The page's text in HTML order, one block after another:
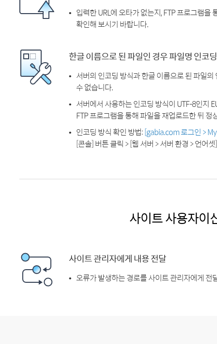
입력한 URL에 오타가 없는지, FTP 프로그램
확인해 보시기 바랍니다.
한글 이름으로 된 파일인 경우 파일명 인코
서버의 인코딩 방식과 한글 이름으로 된 파일
수 없습니다.
서버에서 사용하는 인코딩 방식이 UTF-8인지
FTP 프로그램을 통해 파일을 재업로드한 뒤
인코딩 방식 확인 방법:[gabia.com 로그인 >
[콘솔] 버튼 클릭 > [웹 서버 > 서버 환경 > 언어
사이트 사용자이
사이트 관리자에게 내용 전달
오류가 발생하는 경로를 사이트 관리자에게 전